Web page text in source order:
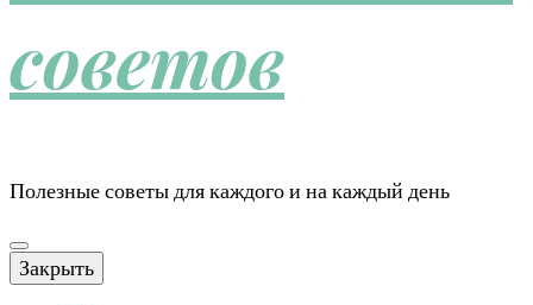
советов
Полезные советы для каждого и на каждый день
Закрыть